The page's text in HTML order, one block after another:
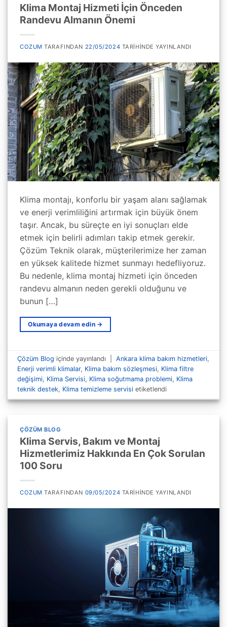
Klima Montaj Hizmeti İçin Önceden
Randevu Almanın Önemi
COZUM TARAFINDAN 22/05/2024 TARIHINDE YAYINLANDI
Klima montajı, konforlu bir yaşam alanı sağlamak
ve enerji verimliliğini artırmak için büyük önem
taşır. Ancak, bu süreçte en iyi sonuçları elde
etmek için belirli adımları takip etmek gerekir.
Çözüm Teknik olarak, müşterilerimize her zaman
en yüksek kalitede hizmet sunmayı hedefliyoruz.
Bu nedenle, klima montaj hizmeti için önceden
randevu almanın neden gerekli olduğunu ve
bunun […]
Okumaya devam edin →
Çözüm Blog içinde yayınlandı Ankara klima bakım hizmetleri,
Enerji verimli klimalar, Klima bakım sözleşmesi, Klima filtre
değişimi, Klima Servisi, Klima soğutmama problemi, Klima
teknik destek, Klima temizleme servisi etiketlendi
ÇÖZÜM BLOG
Klima Servis, Bakım ve Montaj
Hizmetlerimiz Hakkında En Çok Sorulan
100 Soru
COZUM TARAFINDAN 09/05/2024 TARIHINDE YAYINLANDI